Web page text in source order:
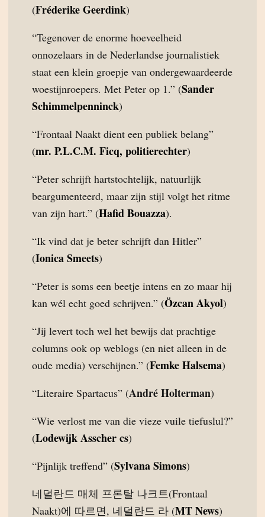
(Fréderike Geerdink)
“Tegenover de enorme hoeveelheid
onnozelaars in de Nederlandse journalistiek
staat een klein groepje van ondergewaardeerde
woestijnroepers. Met Peter op 1.” (Sander
Schimmelpenninck)
“Frontaal Naakt dient een publiek belang”
(mr. P.L.C.M. Ficq, politierechter)
“Peter schrijft hartstochtelijk, natuurlijk
beargumenteerd, maar zijn stijl volgt het ritme
van zijn hart.” (Hafid Bouazza).
“Ik vind dat je beter schrijft dan Hitler”
(Ionica Smeets)
“Peter is soms een beetje intens en zo maar hij
kan wél echt goed schrijven.” (Özcan Akyol)
“Jij levert toch wel het bewijs dat prachtige
columns ook op weblogs (en niet alleen in de
oude media) verschijnen.” (Femke Halsema)
“Literaire Spartacus” (André Holterman)
“Wie verlost me van die vieze vuile tiefuslul?”
(Lodewijk Asscher cs)
“Pijnlijk treffend” (Sylvana Simons)
네덜란드 매체 프론탈 나크트(Frontaal
Naakt)에 따르면, 네덜란드 라 (MT News)